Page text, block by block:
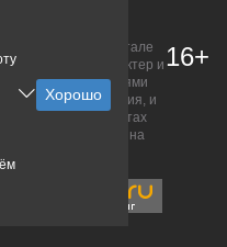
на портале
характер и
положениями
и полного описания, и
уточняйте на сайтах
право на
16+